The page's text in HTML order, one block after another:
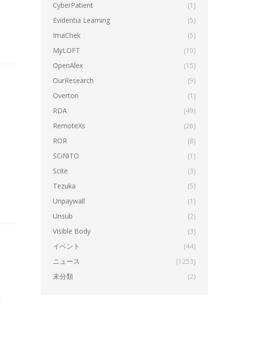
CyberPatient
(1)
Evidentia Learning
(5)
ImaChek
(5)
MyLOFT
(10)
OpenAlex
(15)
OurResearch
(9)
Overton
(1)
RDA
(49)
RemoteXs
(26)
ROR
(8)
SCiNiTO
(1)
Scite
(3)
Tezuka
(5)
Unpaywall
(1)
Unsub
(2)
Visible Body
(3)
イベント
(44)
ニュース
(1253)
未分類
(2)